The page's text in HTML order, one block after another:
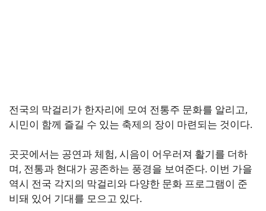
전국의 막걸리가 한자리에 모여 전통주 문화를 알리고,
시민이 함께 즐길 수 있는 축제의 장이 마련되는 것이다.
곳곳에서는 공연과 체험, 시음이 어우러져 활기를 더하
며, 전통과 현대가 공존하는 풍경을 보여준다. 이번 가을
역시 전국 각지의 막걸리와 다양한 문화 프로그램이 준
비돼 있어 기대를 모으고 있다.